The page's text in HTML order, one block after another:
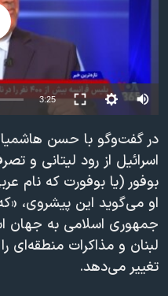
فرهنگ و زندگی
حقوق شهروندی
اقتصادی
علم و فناوری
گالری عکس
آرشیو پخش زنده
مستندها
انتخابات ریاست جمهوری آمریکا
حمله جمهوری اسلامی به
رمز مهسا
اعتراضات زن، زندگی، آزادی
مجموعه مستندهای دادخواهی
تریبونال مردمی آبان ۹۸
دادگاه حمید نوری
چهل سال گروگان‌گیری
دنبال کنید
زبانهای مختلف
Auto
240p
720p
available
3:25 Auto
480p
720p
1080p
در گفت‌وگو با حسن
اسرائیل از رود لیتانی و
بوفور (یا بوفورت که نام
او می‌گوید این پیشروی،
جمهوری اسلامی به جهان
لبنان و مذاکرات منطقه‌ای
تغییر می‌دهد.